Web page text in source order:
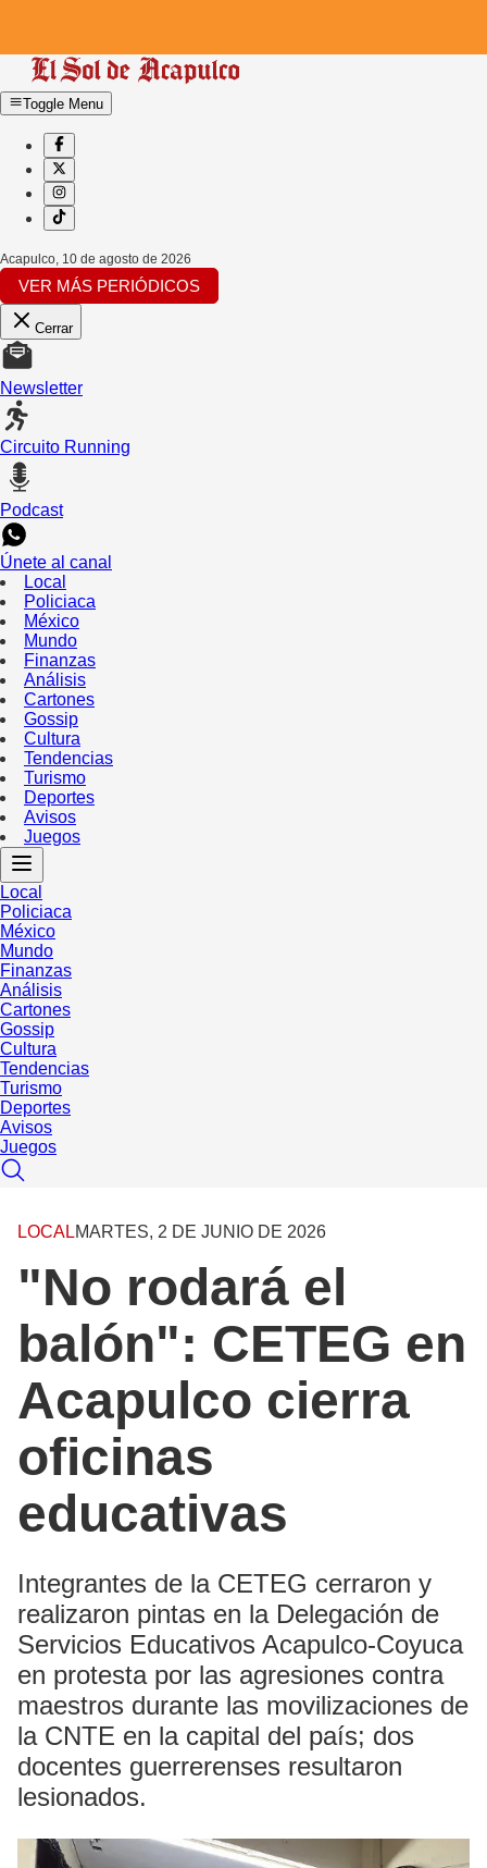
Toggle Menu
Acapulco 10 de agosto de 2026
VER MÁS PERIÓDICOS
Cerrar
Newsletter
Circuito Running
Podcast
Únete al canal
Local
Policiaca
México
Mundo
Finanzas
Análisis
Cartones
Gossip
Cultura
Tendencias
Turismo
Deportes
Avisos
Juegos
Local
Policiaca
México
Mundo
Finanzas
Análisis
Cartones
Gossip
Cultura
Tendencias
Turismo
Deportes
Avisos
Juegos
LOCALMARTES, 2 DE JUNIO DE 2026
"No rodará el
balón": CETEG en
Acapulco cierra
oficinas
educativas
Integrantes de la CETEG cerraron y
realizaron pintas en la Delegación de
Servicios Educativos Acapulco-Coyuca
en protesta por las agresiones contra
maestros durante las movilizaciones de
la CNTE en la capital del país; dos
docentes guerrerenses resultaron
lesionados.